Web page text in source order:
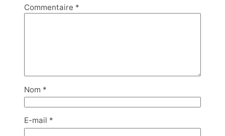
Commentaire *
Nom *
E-mail *